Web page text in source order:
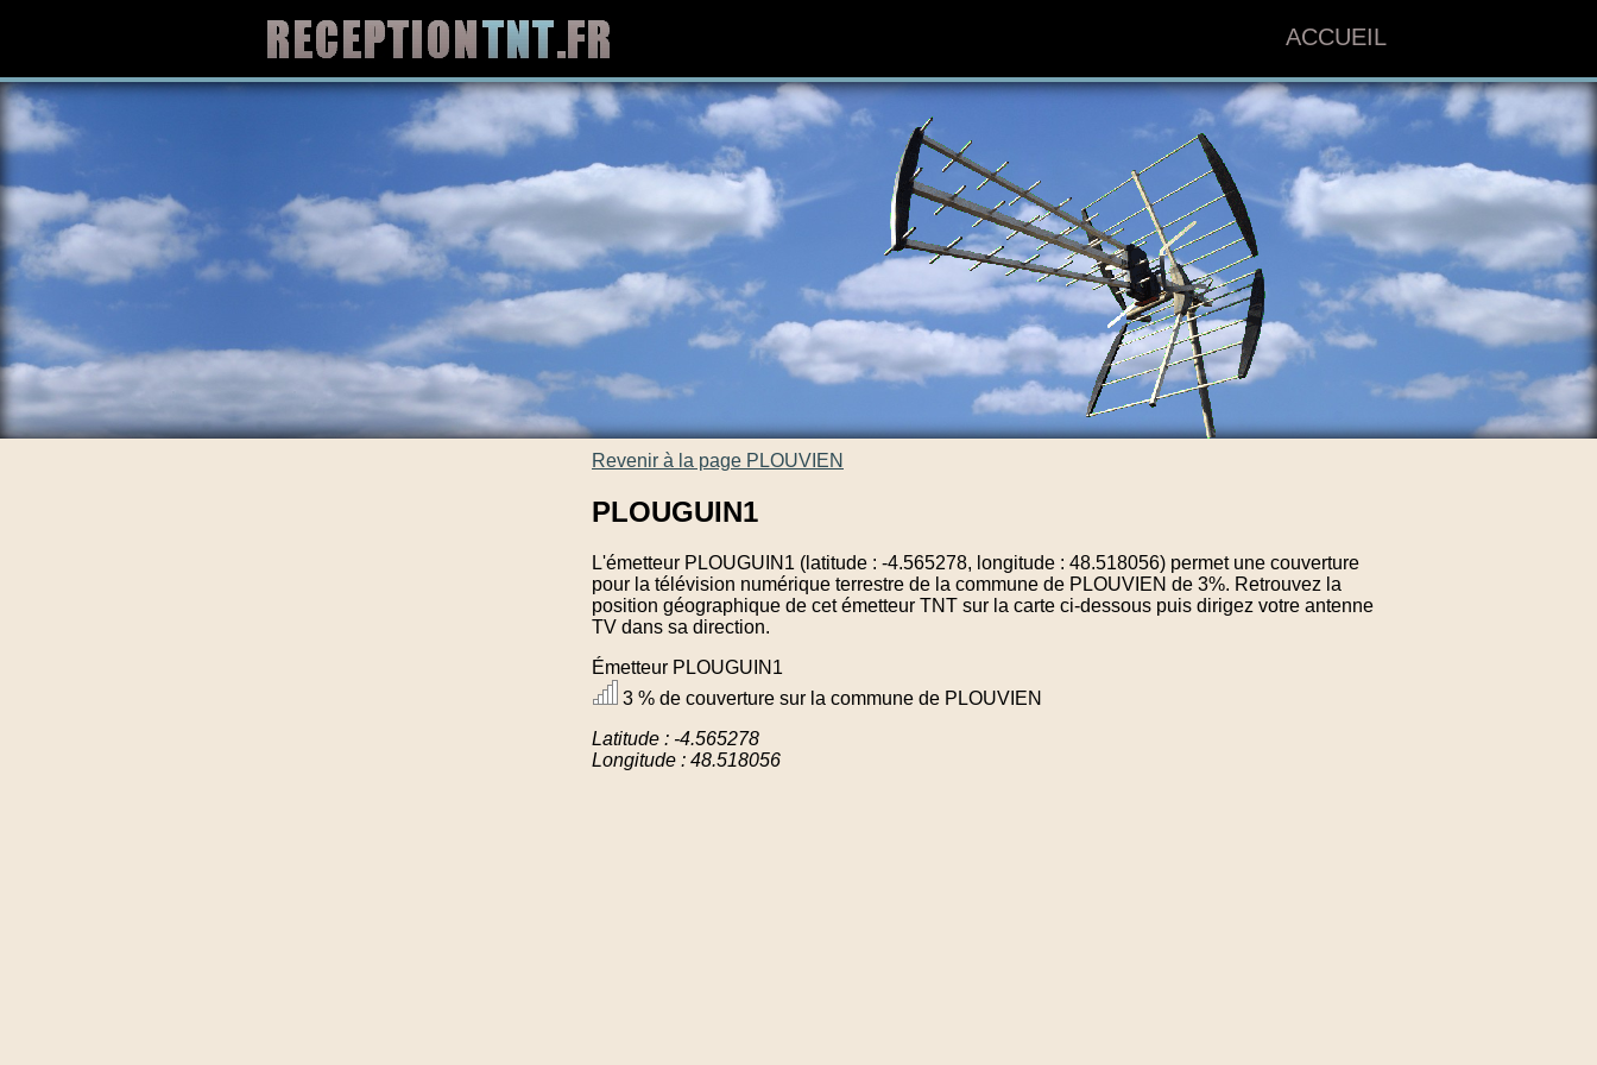
ACCUEIL
Revenir à la page PLOUVIEN
PLOUGUIN1
L'émetteur PLOUGUIN1 (latitude : -4.565278, longitude : 48.518056) permet une couverture
pour la télévision numérique terrestre de la commune de PLOUVIEN de 3%. Retrouvez la
position géographique de cet émetteur TNT sur la carte ci-dessous puis dirigez votre antenne
TV dans sa direction.
Émetteur PLOUGUIN1
3 % de couverture sur la commune de PLOUVIEN
Latitude : -4.565278
Longitude : 48.518056